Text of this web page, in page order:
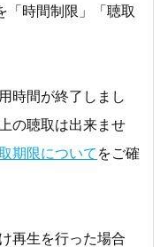
「時間制限」「聴取
時間が終了しまし
の聴取は出来ませ
期限について をご確
再生を行った場合